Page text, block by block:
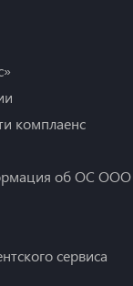
комплаенс
об ОС ООО
сервиса